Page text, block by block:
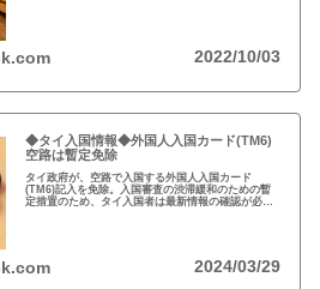
2022/10/03
◆タイ入国情報◆外国人入国カード(TM6)
空路は暫定免除
タイ政府が、空路で入国する外国人入国カード
(TM6)記入を免除。入国審査の渋滞緩和のための暫
定措置のため、タイ入国者は最新情報の確認が必
2024/03/29